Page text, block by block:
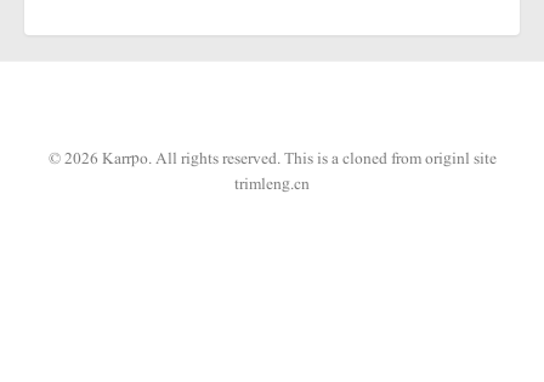
© 2026 Karrpo. All rights reserved.This is a cloned from originl site
trimleng.cn